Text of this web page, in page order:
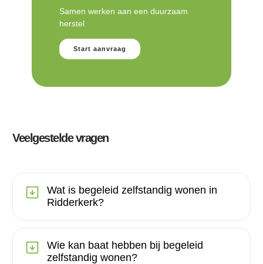
Samen werken aan een duurzaam
herstel
Start aanvraag
Veelgestelde vragen
Wat is begeleid zelfstandig wonen in
Ridderkerk?
Wie kan baat hebben bij begeleid
zelfstandig wonen?